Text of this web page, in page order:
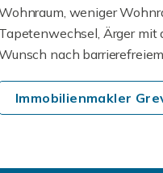
weniger
Tapetenwechsel, Ärger mit
nach
Immobilienmakler